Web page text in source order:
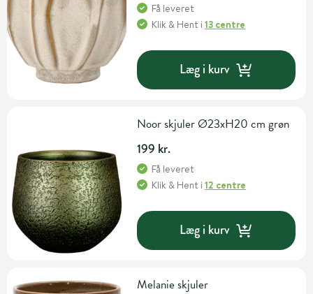
Få leveret
Klik & Hent i13 centre
Læg i kurv
Noor skjuler Ø23xH20 cm grøn
199 kr.
Få leveret
Klik & Hent i12 centre
Læg i kurv
Melanie skjuler